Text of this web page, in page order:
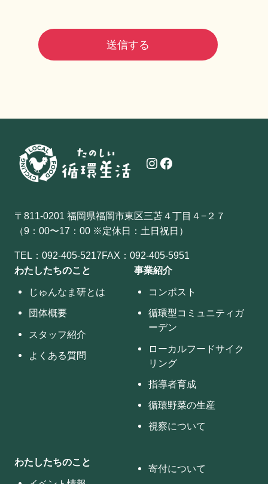
Instagram Facebook
〒811-0201 福岡県福岡市東区三苫４丁目４−２７
（9：00〜17：00 ※定休日：土日祝日）
TEL：092-405-5217FAX：092-405-5951
わたしたちのこと
じゅんなま研とは
団体概要
スタッフ紹介
よくある質問
事業紹介
コンポスト
循環型コミュニティガ
ーデン
ローカルフードサイク
リング
指導者育成
循環野菜の生産
視察について
わたしたちのこと
寄付について